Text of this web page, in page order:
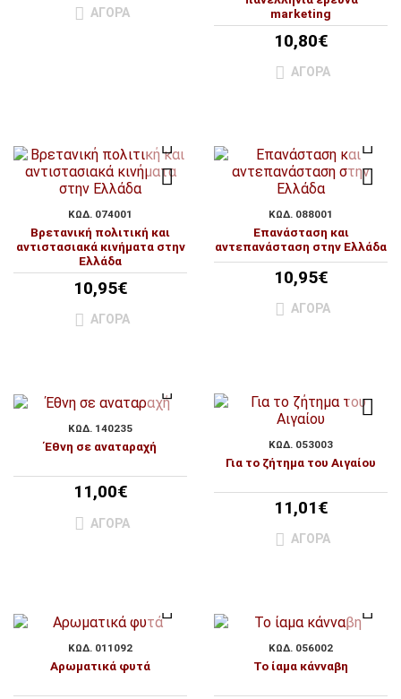
ΑΓΟΡΆ
marketing
10,80€
ΑΓΟΡΆ
ΚΩΔ. 074001
Βρετανική πολιτική και
αντιστασιακά κινήματα στην
Ελλάδα
10,95€
ΑΓΟΡΆ
ΚΩΔ. 088001
Επανάσταση και
αντεπανάσταση στην Ελλάδα
10,95€
ΑΓΟΡΆ
ΚΩΔ. 140235
Έθνη σε αναταραχή
11,00€
ΑΓΟΡΆ
ΚΩΔ. 053003
Για το ζήτημα του Αιγαίου
11,01€
ΑΓΟΡΆ
ΚΩΔ. 011092
Αρωματικά φυτά
ΚΩΔ. 056002
Το ίαμα κάνναβη